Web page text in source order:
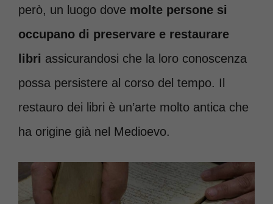
però, un luogo dove molte persone si
occupano di preservare e restaurare
libri assicurandosi che la loro conoscenza
possa persistere al corso del tempo. Il
restauro dei libri è un’arte molto antica che
ha origine già nel Medioevo.